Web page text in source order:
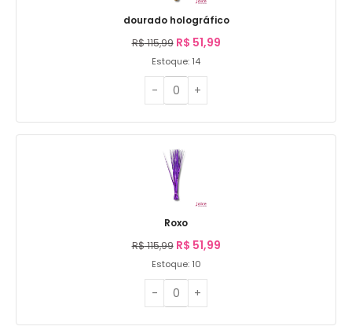
dourado holográfico
R$115,99 R$ 51,99
Estoque: 14
Roxo
R$115,99 R$ 51,99
Estoque: 10